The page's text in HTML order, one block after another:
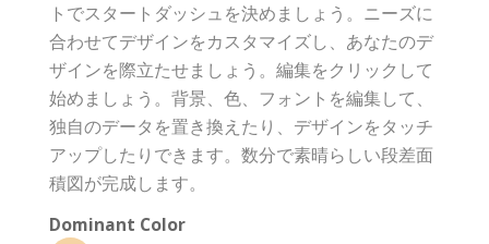
トでスタートダッシュを決めましょう。ニーズに
合わせてデザインをカスタマイズし、あなたのデ
ザインを際立たせましょう。編集をクリックして
始めましょう。背景、色、フォントを編集して、
独自のデータを置き換えたり、デザインをタッチ
アップしたりできます。数分で素晴らしい段差面
積図が完成します。
Dominant Color